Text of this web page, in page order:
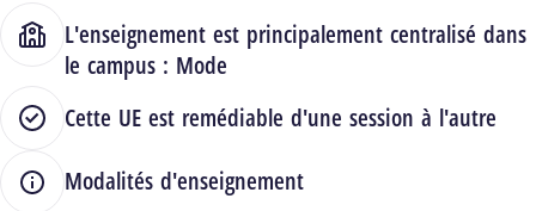
L'enseignement est principalement centralisé dans
le campus : Mode
Cette UE est remédiable d'une session à l'autre
Modalités d'enseignement